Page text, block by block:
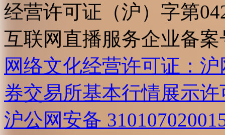
经营许可证（沪）字第
互联网直播服务企业备案
网络文化经营许可证：
券交易所基本行情展示许
沪公网安备